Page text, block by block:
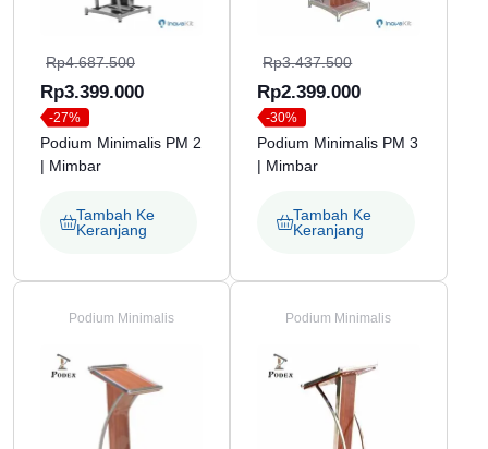
Rp4.687.500Harga
aslinya
Rp4.687.500.
Rp3.399.000Harga
ini
Rp3.399.000.
-27%
Podium Minimalis PM 2
| Mimbar
Tambah Ke
Keranjang
Rp3.437.500Harga
aslinya
Rp3.437.500.
Rp2.399.000Harga
ini
Rp2.399.000.
-30%
Podium Minimalis PM 3
| Mimbar
Tambah Ke
Keranjang
Podium Minimalis Podium Minimalis